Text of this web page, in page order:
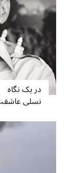
در یک نگاه
نسلی